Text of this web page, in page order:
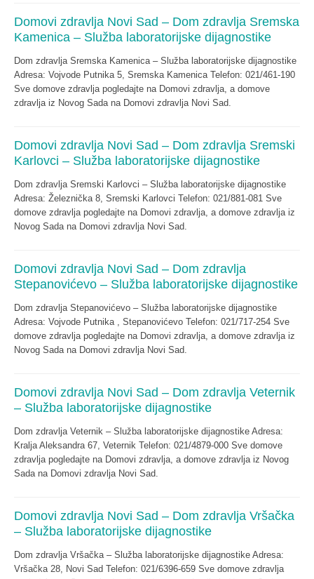
Domovi zdravlja Novi Sad – Dom zdravlja Sremska
Kamenica – Služba laboratorijske dijagnostike
Dom zdravlja Sremska Kamenica – Služba laboratorijske dijagnostike
Adresa: Vojvode Putnika 5, Sremska Kamenica Telefon: 021/461-190
Sve domove zdravlja pogledajte na Domovi zdravlja, a domove
zdravlja iz Novog Sada na Domovi zdravlja Novi Sad.
Domovi zdravlja Novi Sad – Dom zdravlja Sremski
Karlovci – Služba laboratorijske dijagnostike
Dom zdravlja Sremski Karlovci – Služba laboratorijske dijagnostike
Adresa: Železnička 8, Sremski Karlovci Telefon: 021/881-081 Sve
domove zdravlja pogledajte na Domovi zdravlja, a domove zdravlja iz
Novog Sada na Domovi zdravlja Novi Sad.
Domovi zdravlja Novi Sad – Dom zdravlja
Stepanovićevo – Služba laboratorijske dijagnostike
Dom zdravlja Stepanovićevo – Služba laboratorijske dijagnostike
Adresa: Vojvode Putnika , Stepanovićevo Telefon: 021/717-254 Sve
domove zdravlja pogledajte na Domovi zdravlja, a domove zdravlja iz
Novog Sada na Domovi zdravlja Novi Sad.
Domovi zdravlja Novi Sad – Dom zdravlja Veternik
– Služba laboratorijske dijagnostike
Dom zdravlja Veternik – Služba laboratorijske dijagnostike Adresa:
Kralja Aleksandra 67, Veternik Telefon: 021/4879-000 Sve domove
zdravlja pogledajte na Domovi zdravlja, a domove zdravlja iz Novog
Sada na Domovi zdravlja Novi Sad.
Domovi zdravlja Novi Sad – Dom zdravlja Vršačka
– Služba laboratorijske dijagnostike
Dom zdravlja Vršačka – Služba laboratorijske dijagnostike Adresa:
Vršačka 28, Novi Sad Telefon: 021/6396-659 Sve domove zdravlja